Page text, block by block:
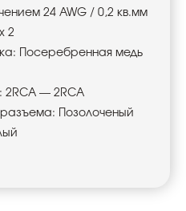
24 AWG / 0,2 кв.мм
2
Посеребренная медь
2RCA — 2RCA
Позолоченый